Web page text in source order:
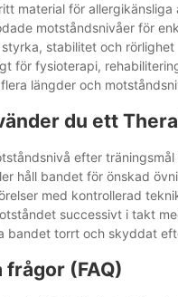
material för allergikänsliga
motståndsnivåer för
styrka, stabilitet och rörlighet
för fysioterapi,
flera längder och
du ett
efter
håll bandet för önskad
med kontrollerad
successivt i takt
bandet torrt och skyddat
frågor (FAQ)